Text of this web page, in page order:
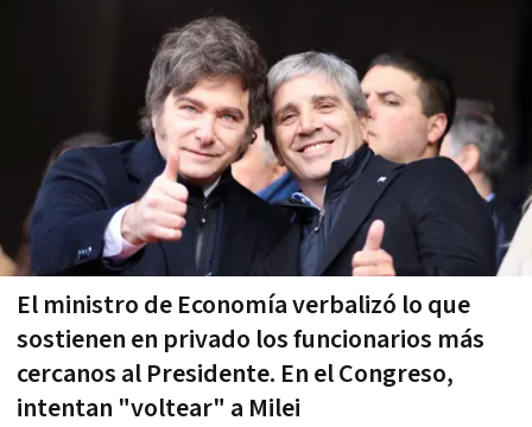
El ministro de Economía verbalizó lo que
sostienen en privado los funcionarios más
cercanos al Presidente. En el Congreso,
intentan "voltear" a Milei